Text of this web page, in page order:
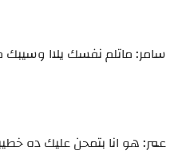
سامر: ماتلم نفسك يلاا
عمر: هو انا بتمحن عليك ده